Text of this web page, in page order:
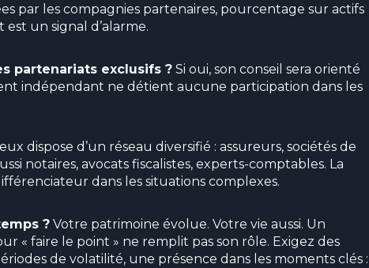
par les compagnies partenaires, pourcentage sur actifs
un signal d’alarme.
partenariats exclusifs ? Si oui, son conseil sera orienté
indépendant ne détient aucune participation dans les
dispose d’un réseau diversifié : assureurs, sociétés de
notaires, avocats fiscalistes, experts-comptables. La
dans les situations complexes.
? Votre patrimoine évolue. Votre vie aussi. Un
« faire le point » ne remplit pas son rôle. Exigez des
de volatilité, une présence dans les moments clés :